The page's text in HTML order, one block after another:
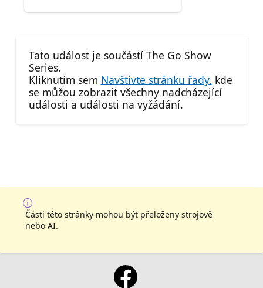
Tato událost je součástí The Go Show
Series.
Kliknutím sem Navštivte stránku řady. kde
se můžou zobrazit všechny nadcházející
události a události na vyžádání.
Části této stránky mohou být přeloženy strojově
nebo AI.